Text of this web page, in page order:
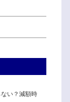
い？減額時